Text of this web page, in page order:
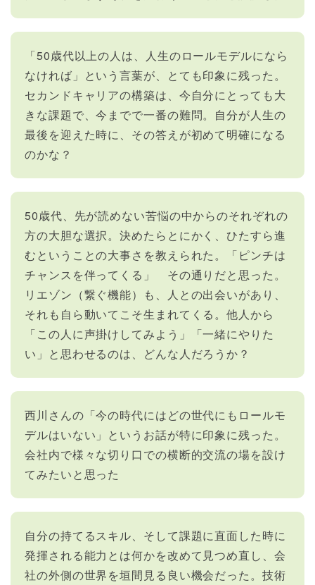
「50歳代以上の人は、人生のロールモデルになら
なければ」という言葉が、とても印象に残った。
セカンドキャリアの構築は、今自分にとっても大
きな課題で、今までで一番の難問。自分が人生の
最後を迎えた時に、その答えが初めて明確になる
のかな？
50歳代、先が読めない苦悩の中からのそれぞれの
方の大胆な選択。決めたらとにかく、ひたすら進
むということの大事さを教えられた。「ピンチは
チャンスを伴ってくる」 その通りだと思った。
リエゾン（繋ぐ機能）も、人との出会いがあり、
それも自ら動いてこそ生まれてくる。他人から
「この人に声掛けしてみよう」「一緒にやりた
い」と思わせるのは、どんな人だろうか？
西川さんの「今の時代にはどの世代にもロールモ
デルはいない」というお話が特に印象に残った。
会社内で様々な切り口での横断的交流の場を設け
てみたいと思った
自分の持てるスキル、そして課題に直面した時に
発揮される能力とは何かを改めて見つめ直し、会
社の外側の世界を垣間見る良い機会だった。技術